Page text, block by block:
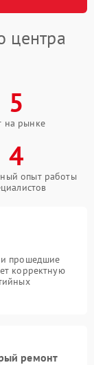
центра
5
на рынке
4
опыт работы
и прошедшие
корректную
ремонт